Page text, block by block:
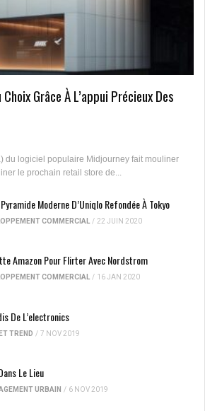
Grâce À L’appui Précieux Des
du logiciel populaire Midjourney fait mouliner
le prochain retail store de...
Moderne D’Uniqlo Refondée À Tokyo
COMMERCIAL / 22 JUIN 2020
Amazon Pour Flirter Avec Nordstrom
COMMERCIAL / 16 JAN 2020
De L’electronics
TREND / 7 NOV 2019
Le Lieu
URBAIN / 6 NOV 2019